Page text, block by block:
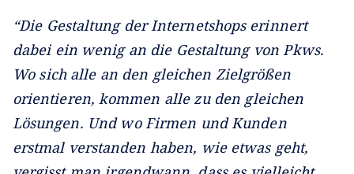
“Die Gestaltung der Internetshops erinnert
dabei ein wenig an die Gestaltung von Pkws.
Wo sich alle an den gleichen Zielgrößen
orientieren, kommen alle zu den gleichen
Lösungen. Und wo Firmen und Kunden
erstmal verstanden haben, wie etwas geht,